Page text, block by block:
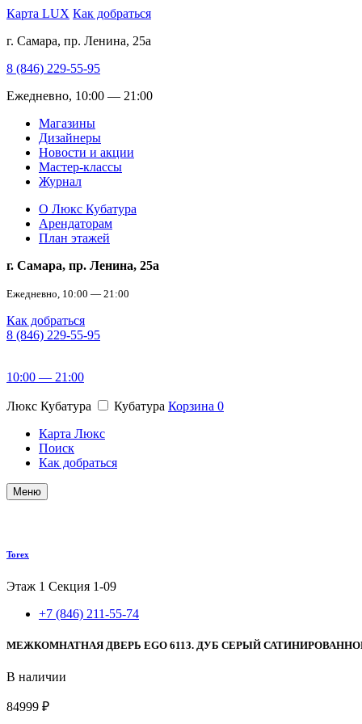
Карта LUX Как добраться
г. Самара, пр. Ленина, 25а
8 (846) 229-55-95
Ежедневно, 10:00 — 21:00
Магазины
Дизайнеры
Новости и акции
Мастер-классы
Журнал
О Люкс Кубатура
Арендаторам
План этажей
г. Самара, пр. Ленина, 25а
Ежедневно, 10:00 — 21:00
Как добраться
8 (846) 229-55-95
10:00 — 21:00
Люкс Кубатура Кубатура Корзина 0
Карта Люкс
Поиск
Как добраться
Меню
Torex
Этаж 1 Секция 1-09
+7 (846) 211-55-74
МЕЖКОМНАТНАЯ ДВЕРЬ EGO 6113. ДУБ СЕРЫЙ
В наличии
84999 ₽